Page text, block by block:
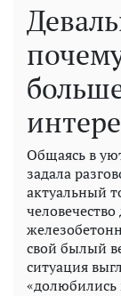
Общаясь в
задала
актуальный
свой былый
ситуация